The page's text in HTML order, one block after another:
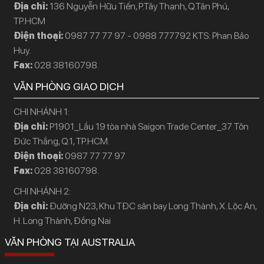
Địa chỉ: 136 Nguyễn Hữu Tiến, P.Tây Thạnh, Q.Tân Phú,
TP.HCM
Điện thoại: 0987 77 77 97 - 0988 777792 KTS: Phan Bảo
Huy.
Fax: 028 38160798.
VĂN PHÒNG GIAO DỊCH
CHI NHÁNH 1:
Địa chỉ: P1901_Lầu 19 tòa nhà Saigon Trade Center_37 Tôn
Đức Thắng, Q.1, TP.HCM.
Điện thoại: 0987 77 77 97
Fax: 028 38160798.
CHI NHÁNH 2:
Địa chỉ:Đường N23, Khu TĐC sân bay Long Thành, X. Lộc An,
H. Long Thành, Đồng Nai
VĂN PHÒNG TẠI AUSTRALIA